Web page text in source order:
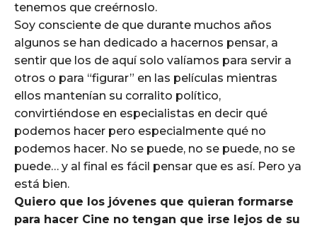
tenemos que creérnoslo.
Soy consciente de que durante muchos años
algunos se han dedicado a hacernos pensar, a
sentir que los de aquí solo valíamos para servir a
otros o para “figurar” en las películas mientras
ellos mantenían su corralito político,
convirtiéndose en especialistas en decir qué
podemos hacer pero especialmente qué no
podemos hacer. No se puede, no se puede, no se
puede… y al final es fácil pensar que es así. Pero ya
está bien.
Quiero que los jóvenes que quieran formarse
para hacer Cine no tengan que irse lejos de su